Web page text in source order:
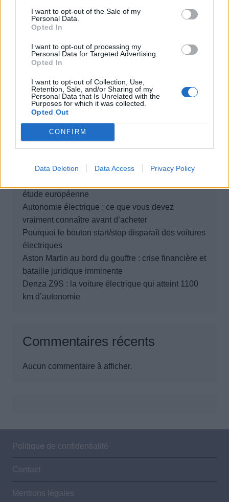
I want to opt-out of the Sale of my
Personal Data.
Opted In
I want to opt-out of processing my
Personal Data for Targeted Advertising.
Opted In
I want to opt-out of Collection, Use,
Retention, Sale, and/or Sharing of my
Personal Data that Is Unrelated with the
Purposes for which it was collected.
Opted Out
CONFIRM
Data Deletion Data Access Privacy Policy
Rechercher
étude européenne
Autonomie électrique : ce que vous devez
vraiment connaître avant d’acheter
Pourquoi le bouton start/stop disparaît des voitures
électriques
Aston Martin au bord du gouffre : crise financière et
bataille juridique imminente
Denza Z9S : la voiture électrique qui atteint 1100
km d’autonomie
Commentaires récents
Aucun commentaire à afficher.
Politique de confidentialité
Contact
Mentions légales